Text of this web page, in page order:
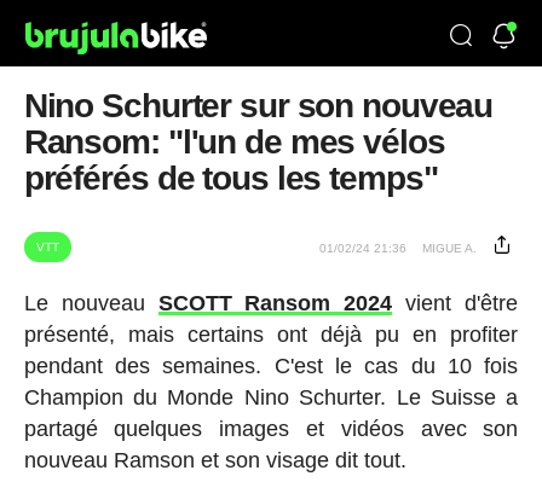
Nino Schurter sur son nouveau
Ransom: "l'un de mes vélos
préférés de tous les temps"
VTT 01/02/24 21:36 MIGUE A.
Le nouveau SCOTT Ransom 2024 vient d'être
présenté, mais certains ont déjà pu en profiter
pendant des semaines. C'est le cas du 10 fois
Champion du Monde Nino Schurter. Le Suisse a
partagé quelques images et vidéos avec son
nouveau Ramson et son visage dit tout.